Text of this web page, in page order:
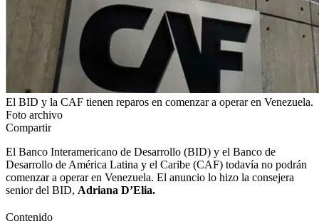
El BID y la CAF tienen reparos en comenzar a operar en Venezuela.
Foto archivo
Compartir
El Banco Interamericano de Desarrollo (BID) y el Banco de
Desarrollo de América Latina y el Caribe (CAF) todavía no podrán
comenzar a operar en Venezuela. El anuncio lo hizo la consejera
senior del BID, Adriana D’Elia.
Contenido